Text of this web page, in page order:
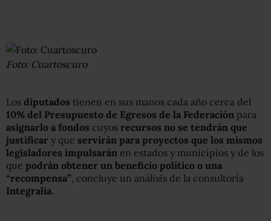
Foto: Cuartoscuro
Los diputados tienen en sus manos cada año cerca del
10% del Presupuesto de Egresos de la Federación para
asignarlo a fondos cuyos recursos no se tendrán que
justificar y que servirán para proyectos que los mismos
legisladores impulsarán en estados y municipios y de los
que podrán obtener un beneficio político o una
“recompensa”, concluye un análisis de la consultoría
Integralia.